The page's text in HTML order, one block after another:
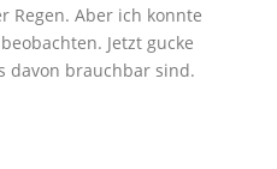
Regen. Aber ich konnte
Jetzt gucke
davon brauchbar sind.